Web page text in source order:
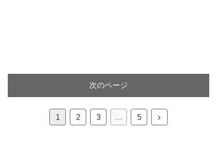
次のページ
1 2 3 … 5
次